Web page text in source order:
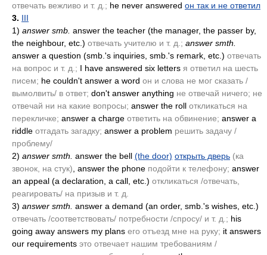
отвечать вежливо и т. д.; he never answered он так и не ответил
3. III
1) answer smb. answer the teacher (the manager, the passer by,
the neighbour, etc.) отвечать учителю и т. д.; answer smth.
answer a question (smb.'s inquiries, smb.'s remark, etc.) отвечать
на вопрос и т. д.; I have answered six letters я ответил на шесть
писем; he couldn't answer a word он и слова не мог сказать /
вымолвить/ в ответ; don't answer anything не отвечай ничего; не
отвечай ни на какие вопросы; answer the roll откликаться на
перекличке; answer a charge ответить на обвинение; answer a
riddle отгадать загадку; answer a problem решить задачу /
проблему/
2) answer smth. answer the bell (the door) открыть дверь (ка
звонок, на стук) , answer the phone подойти к телефону; answer
an appeal (a declaration, a call, etc.) откликаться /отвечать,
реагировать/ на призыв и т. д.
3) answer smth. answer a demand (an order, smb.'s wishes, etc.)
отвечать /соответствовать/ потребности /спросу/ и т. д.; his
going away answers my plans его отъезд мне на руку; it answers
our requirements это отвечает нашим требованиям /